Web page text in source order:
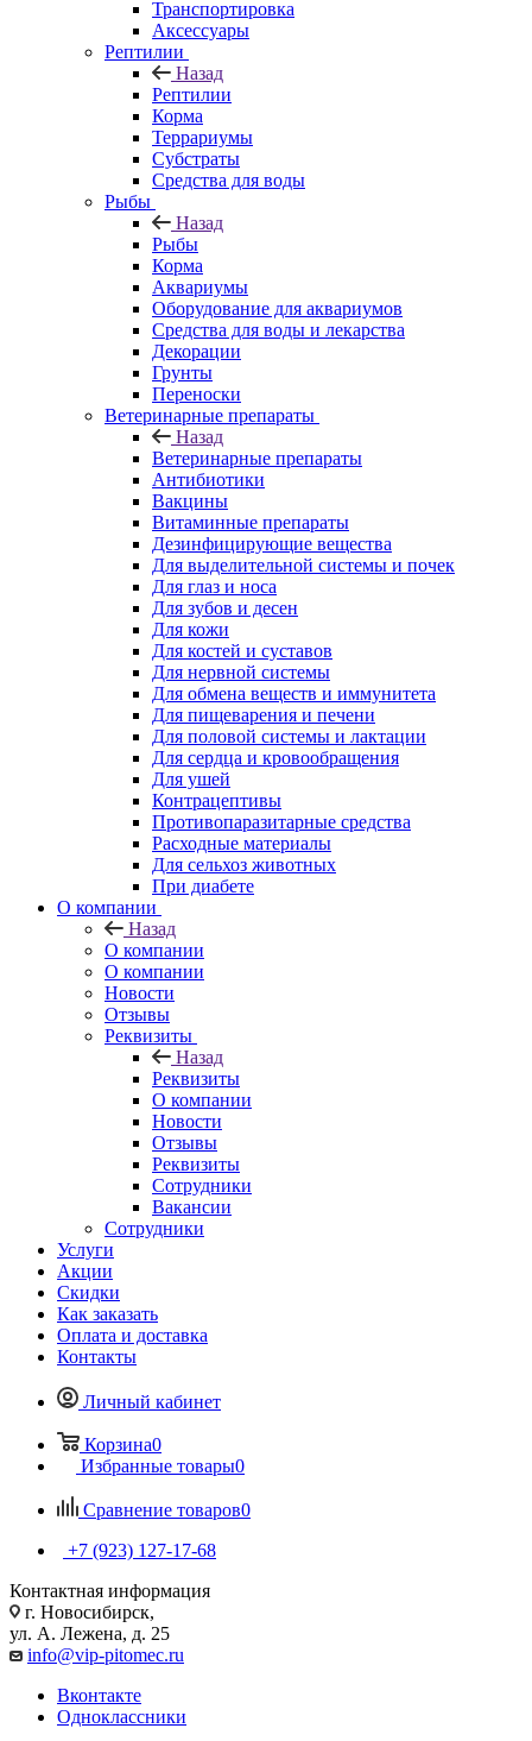
Транспортировка
Аксессуары
Рептилии
Назад
Рептилии
Корма
Террариумы
Субстраты
Средства для воды
Рыбы
Назад
Рыбы
Корма
Аквариумы
Оборудование для аквариумов
Средства для воды и лекарства
Декорации
Грунты
Переноски
Ветеринарные препараты
Назад
Ветеринарные препараты
Антибиотики
Вакцины
Витаминные препараты
Дезинфицирующие вещества
Для выделительной системы и почек
Для глаз и носа
Для зубов и десен
Для кожи
Для костей и суставов
Для нервной системы
Для обмена веществ и иммунитета
Для пищеварения и печени
Для половой системы и лактации
Для сердца и кровообращения
Для ушей
Контрацептивы
Противопаразитарные средства
Расходные материалы
Для сельхоз животных
При диабете
О компании
Назад
О компании
О компании
Новости
Отзывы
Реквизиты
Назад
Реквизиты
О компании
Новости
Отзывы
Реквизиты
Сотрудники
Вакансии
Сотрудники
Услуги
Акции
Скидки
Как заказать
Оплата и доставка
Контакты
Личный кабинет
Корзина0
Избранные товары0
Сравнение товаров0
+7 (923) 127-17-68
Контактная информация
г. Новосибирск,
ул. А. Лежена, д. 25
info@vip-pitomec.ru
Вконтакте
Одноклассники